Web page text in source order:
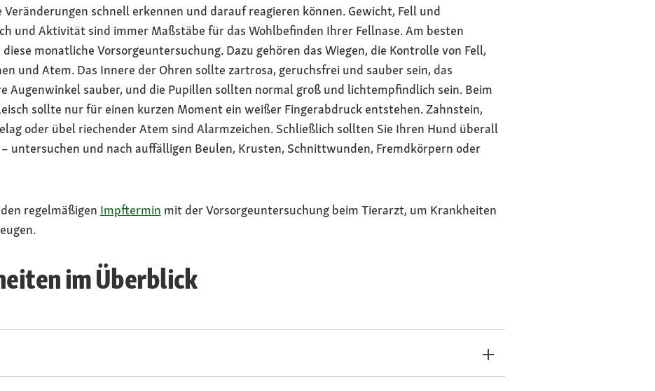
Veränderungen schnell erkennen und darauf reagieren können. Gewicht, Fell und
und Aktivität sind immer Maßstäbe für das Wohlbefinden Ihrer Fellnase. Am besten
monatliche Vorsorgeuntersuchung. Dazu gehören das Wiegen, die Kontrolle von Fell,
und Atem. Das Innere der Ohren sollte zartrosa, geruchsfrei und sauber sein, das
Augenwinkel sauber, und die Pupillen sollten normal groß und lichtempfindlich sein. Beim
sollte nur für einen kurzen Moment ein weißer Fingerabdruck entstehen. Zahnstein,
oder übel riechender Atem sind Alarmzeichen. Schließlich sollten Sie Ihren Hund überall
untersuchen und nach auffälligen Beulen, Krusten, Schnittwunden, Fremdkörpern oder
regelmäßigen Impftermin mit der Vorsorgeuntersuchung beim Tierarzt, um Krankheiten
im Überblick